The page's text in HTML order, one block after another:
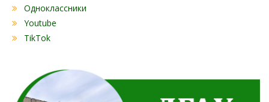
Одноклассники
Youtube
TikTok